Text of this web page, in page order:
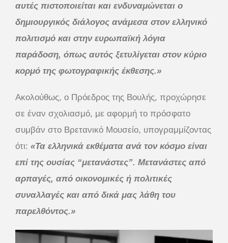
αυτές πιστοποιείται και ενδυναμώνεται ο
δημιουργικός διάλογος ανάμεσα στον ελληνικό
πολιτισμό και στην ευρωπαϊκή λόγια
παράδοση, όπως αυτός ξετυλίγεται στον κύριο
κορμό της φωτογραφικής έκθεσης.»
Ακολούθως, ο Πρόεδρος της Βουλής, προχώρησε
σε έναν σχολιασμό, με αφορμή το πρόσφατο
συμβάν στο Βρετανικό Μουσείο, υπογραμμίζοντας
ότι: «Τα ελληνικά εκθέματα ανά τον κόσμο είναι
επί της ουσίας “μετανάστες”. Μετανάστες από
αρπαγές, από οικονομικές ή πολιτικές
συναλλαγές και από δικά μας λάθη του
παρελθόντος.»